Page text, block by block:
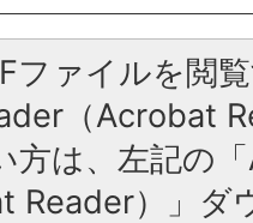
ファイルを閲
（Acrobat
方は、左記の
Reader）」ダ